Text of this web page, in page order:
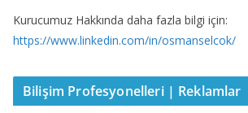
Kurucumuz Hakkında daha fazla bilgi için:
https://www.linkedin.com/in/osmanselcok/
Bilişim Profesyonelleri | Reklamlar